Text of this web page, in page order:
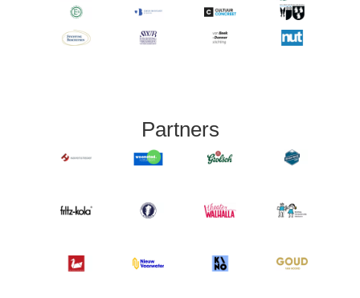
Partners